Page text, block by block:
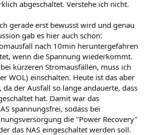
abgeschaltet. Verstehe ich nicht.
gerade erst bewusst wird und genau
gab es hier auch schon:
nach 10min heruntergefahren
wenn die Spannung wiederkommt.
kürzeren Stromausfällen, muss ich
WOL) einschalten. Heute ist das aber
der Ausfall so lange andauerte, dass
hat. Damit war das
spannungsfrei, sodass bei
die "Power Recovery"
das NAS eingeschaltet werden soll.